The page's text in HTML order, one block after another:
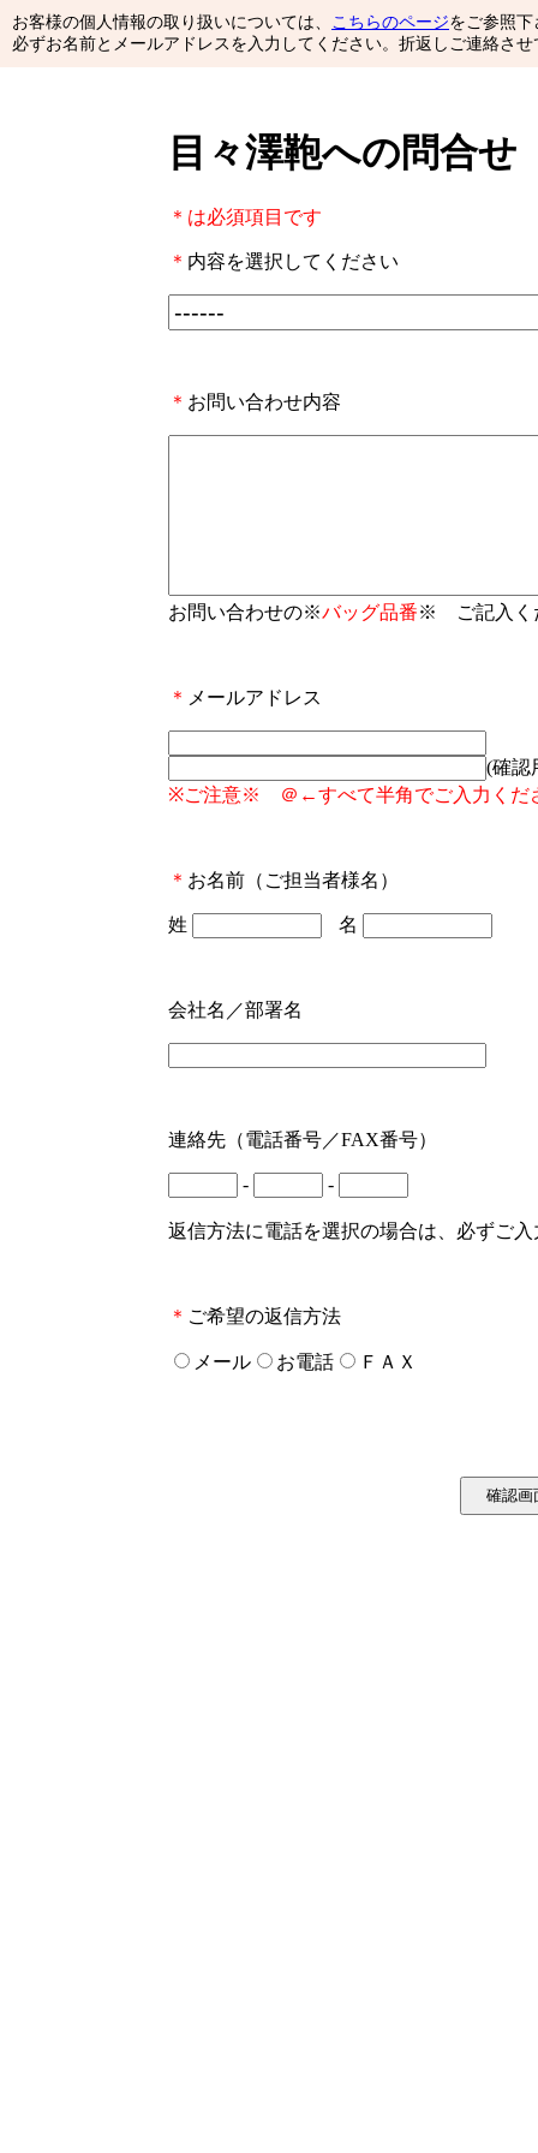
お客様の個人情報の取り扱いについては、 こちらのページをご参照下
必ずお名前とメールアドレスを入力してください。折返しご連絡さ
目々澤鞄への問合せ
＊は必須項目です
＊ 内容を選択してください
＊ お問い合わせ内容
お問い合わせの※バッグ品番※ ご記入く
＊ メールアドレス
(確認
※ご注意※ ＠←すべて半角でご入力くだ
＊ お名前（ご担当者様名）
姓 名
会社名／部署名
連絡先（電話番号／FAX番号）
- -
返信方法に電話を選択の場合は、必ずご
＊ ご希望の返信方法
メール お電話 ＦＡＸ